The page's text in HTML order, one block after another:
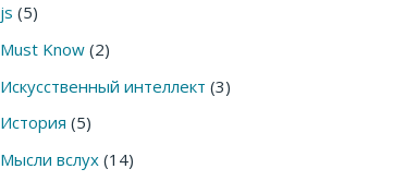
js (5)
Must Know (2)
Искусственный интеллект (3)
История (5)
Мысли вслух (14)